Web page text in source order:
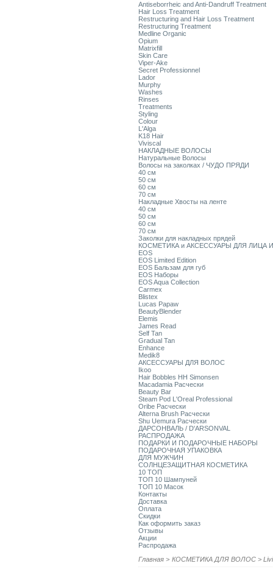
Antiseborrheic and Anti-Dandruff Treatment
Hair Loss Treatment
Restructuring and Hair Loss Treatment
Restructuring Treatment
Medline Organic
Opium
Matrixfill
Skin Care
Viper-Ake
Secret Professionnel
Lador
Murphy
Washes
Rinses
Treatments
Styling
Colour
L'Alga
K18 Hair
Viviscal
НАКЛАДНЫЕ ВОЛОСЫ
Натуральные Волосы
Волосы на заколках / ЧУДО ПРЯДИ
40 см
50 см
60 см
70 см
Накладные Хвосты на ленте
40 см
50 см
60 см
70 см
Заколки для накладных прядей
КОСМЕТИКА и АКСЕССУАРЫ ДЛЯ ЛИЦА
EOS
EOS Limited Edition
EOS Бальзам для губ
EOS Наборы
EOS Aqua Collection
Carmex
Blistex
Lucas Papaw
BeautyBlender
Elemis
James Read
Self Tan
Gradual Tan
Enhance
Medik8
АКСЕССУАРЫ ДЛЯ ВОЛОС
Ikoo
Hair Bobbles HH Simonsen
Macadamia Расчески
Beauty Bar
Steam Pod L'Oreal Professional
Oribe Расчески
Alterna Brush Расчески
Shu Uemura Расчески
ДАРСОНВАЛЬ / D'ARSONVAL
РАСПРОДАЖА
ПОДАРКИ И ПОДАРОЧНЫЕ НАБОРЫ
ПОДАРОЧНАЯ УПАКОВКА
ДЛЯ МУЖЧИН
СОЛНЦЕЗАЩИТНАЯ КОСМЕТИКА
10 ТОП
ТОП 10 Шампуней
ТОП 10 Масок
Контакты
Доставка
Оплата
Скидки
Как оформить заказ
Отзывы
Акции
Распродажа
Главная > КОСМЕТИКА ДЛЯ ВОЛОС >